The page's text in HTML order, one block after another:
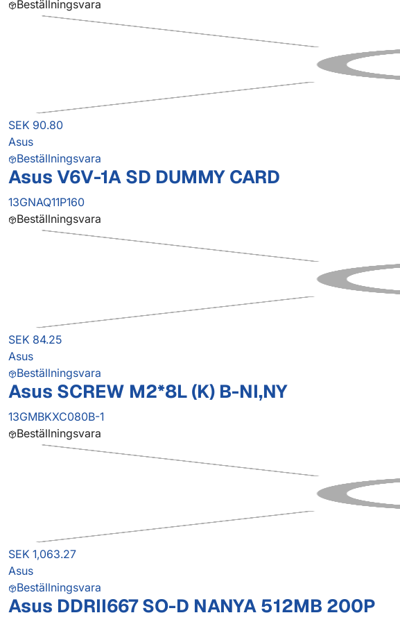
Beställningsvara
SEK 90.80
Asus
Beställningsvara
Asus V6V-1A SD DUMMY CARD
13GNAQ11P160
Beställningsvara
SEK 84.25
Asus
Beställningsvara
Asus SCREW M2*8L (K) B-NI,NY
13GMBKXC080B-1
Beställningsvara
SEK 1,063.27
Asus
Beställningsvara
Asus DDRII667 SO-D NANYA 512MB 200P